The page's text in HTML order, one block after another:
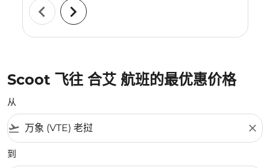
chevron_left chevron_right
Scoot 飞往 合艾 航班的最优惠价格
从
flight_takeoff close
到